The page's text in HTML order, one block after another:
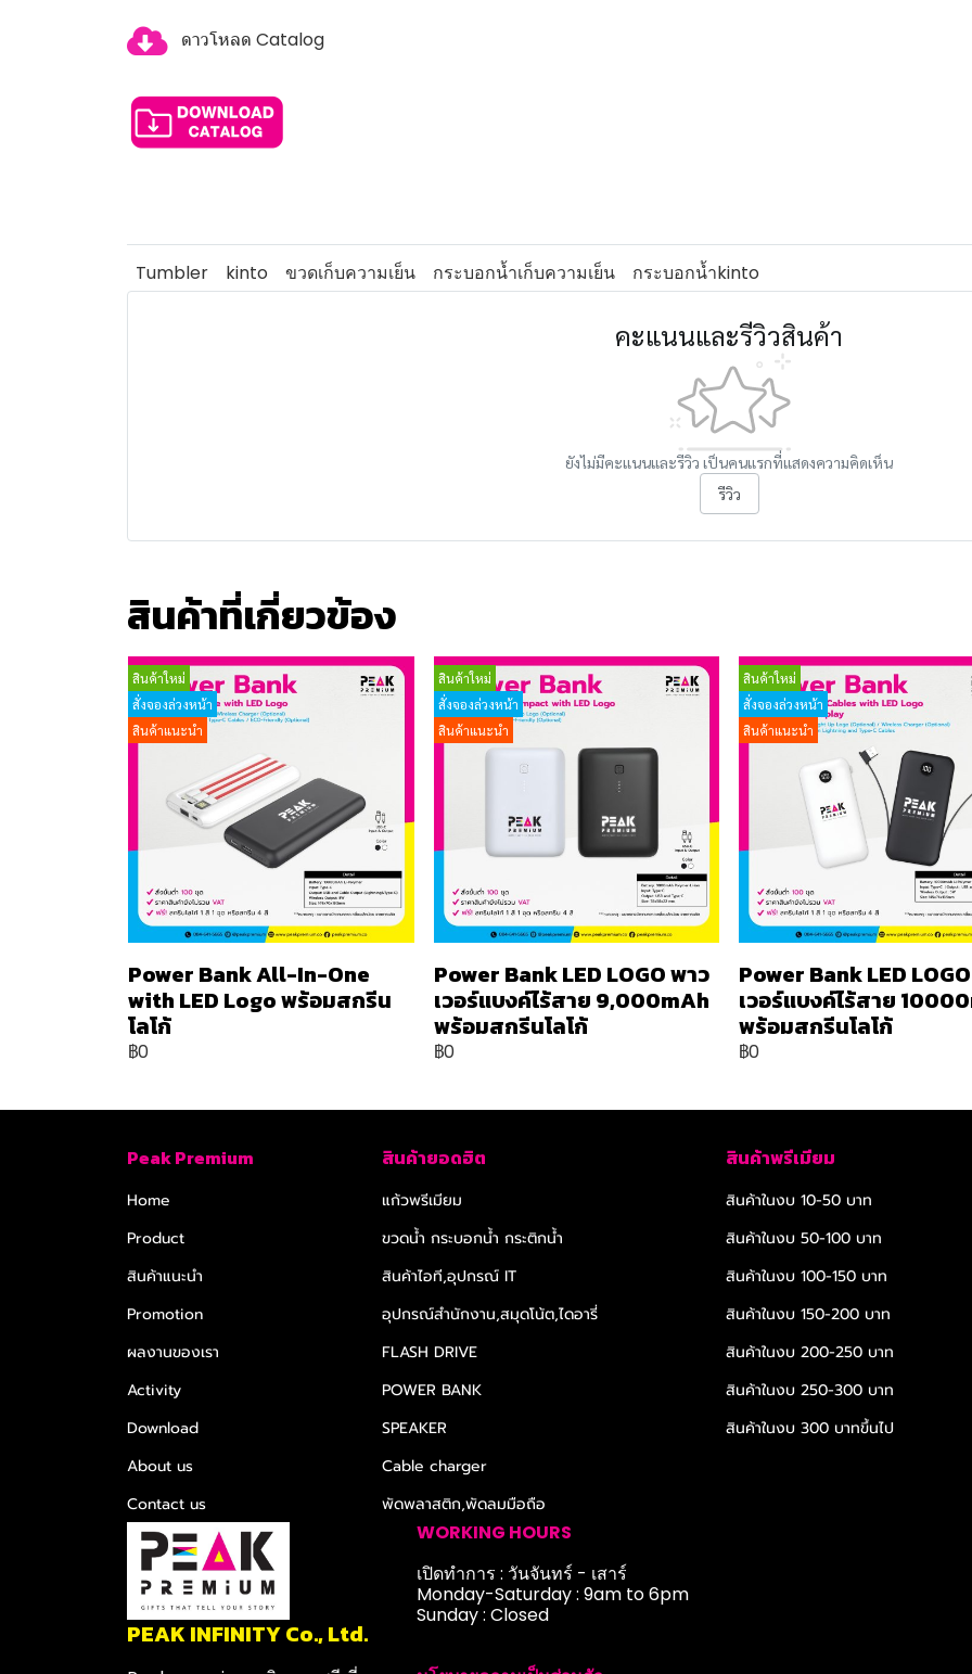
ดาวโหลด Catalog
Tumbler kinto ขวดเก็บความเย็น กระบอกน้ำเก็บความเย็น กระบอกน้ำkinto
คะแนนและรีวิวสินค้า
ยังไม่มีคะแนนและรีวิว เป็นคนแรกที่แสดงความคิดเห็น
รีวิว
สินค้าที่เกี่ยวข้อง
สินค้าใหม่
สั่งจองล่วงหน้า
สินค้าแนะนำ
Power Bank All-In-One
with LED Logo พร้อมสกรีน
โลโก้
฿0
สินค้าใหม่
สั่งจองล่วงหน้า
สินค้าแนะนำ
Power Bank LED LOGO พาว
เวอร์แบงค์ไร้สาย 9,000mAh
พร้อมสกรีนโลโก้
฿0
สินค้าใหม่
สั่งจองล่วงหน้า
สินค้าแนะนำ
Power Bank LED
เวอร์แบงค์ไร้สาย
พร้อมสกรีนโลโก้
฿0
Peak Premium
Home
Product
สินค้าแนะนำ
Promotion
ผลงานของเรา
Activity
Download
About us
Contact us
สินค้ายอดฮิต
แก้วพรีเมียม
ขวดน้ำ กระบอกน้ำ กระติกน้ำ
สินค้าไอที,อุปกรณ์ IT
อุปกรณ์สำนักงาน,สมุดโน้ต,ไดอารี่
FLASH DRIVE
POWER BANK
SPEAKER
Cable charger
พัดพลาสติก,พัดลมมือถือ
สินค้าพรีเมียม
สินค้าในงบ 10-50 บาท
สินค้าในงบ 50-100 บาท
สินค้าในงบ 100-150 บาท
สินค้าในงบ 150-200 บาท
สินค้าในงบ 200-250 บาท
สินค้าในงบ 250-300 บาท
สินค้าในงบ 300 บาทขึ้นไป
PEAK INFINITY Co., Ltd.
WORKING HOURS
เปิดทำการ : วันจันทร์ - เสาร์
Monday-Saturday : 9am to 6pm
Sunday : Closed